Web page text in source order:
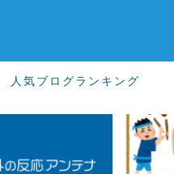
人気ブログランキング